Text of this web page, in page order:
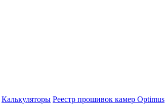
Калькуляторы Реестр прошивок камер Optimus